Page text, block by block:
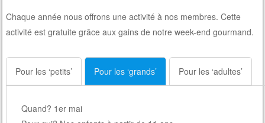
Chaque année nous offrons une activité à nos membres. Cette
activité est gratuite grâce aux gains de notre week-end gourmand.
Pour les ‘petits’ Pour les ‘grands’ Pour les ‘adultes’
Quand? 1er mai